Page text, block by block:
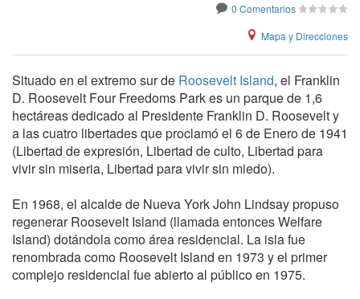
0 Comentarios
Mapa y Direcciones
Situado en el extremo sur de Roosevelt Island, el Franklin
D. Roosevelt Four Freedoms Park es un parque de 1,6
hectáreas dedicado al Presidente Franklin D. Roosevelt y
a las cuatro libertades que proclamó el 6 de Enero de 1941
(Libertad de expresión, Libertad de culto, Libertad para
vivir sin miseria, Libertad para vivir sin miedo).
En 1968, el alcalde de Nueva York John Lindsay propuso
regenerar Roosevelt Island (llamada entonces Welfare
Island) dotándola como área residencial. La isla fue
renombrada como Roosevelt Island en 1973 y el primer
complejo residencial fue abierto al público en 1975.